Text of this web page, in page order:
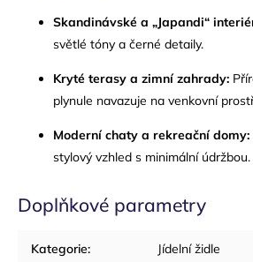
Skandinávské a „Japandi“
světlé tóny a černé detaily.
Kryté terasy a zimní zahrady:
plynule navazuje na venkovní
Moderní chaty a rekreační domy:
stylový vzhled s minimální údržbou.
Doplňkové parametry
Kategorie: Jídelní židle